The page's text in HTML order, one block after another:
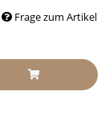
Frage zum Artikel